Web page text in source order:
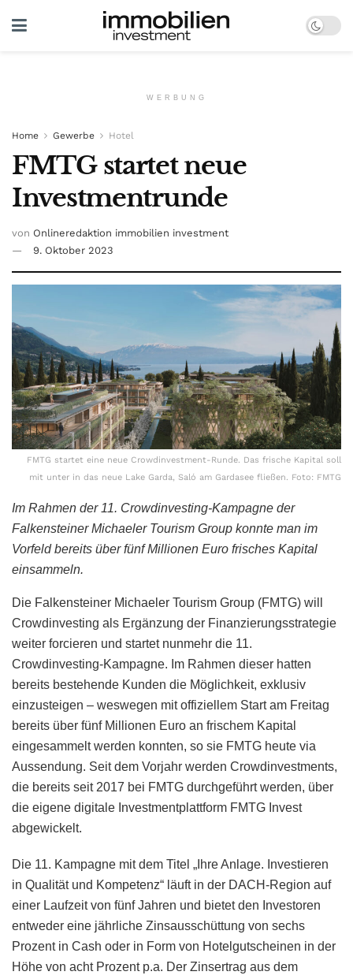
WERBUNG
Home Gewerbe Hotel
FMTG startet neue
Investmentrunde
von Onlineredaktion immobilien investment
9. Oktober 2023
FMTG startet eine neue Crowdinvestment-Runde. Das frische Kapital soll
mit unter in das neue Lake Garda, Saló am Gardasee fließen. Foto: FMTG
Im Rahmen der 11. Crowdinvesting-Kampagne der
Falkensteiner Michaeler Tourism Group konnte man im
Vorfeld bereits über fünf Millionen Euro frisches Kapital
einsammeln.
Die Falkensteiner Michaeler Tourism Group (FMTG) will
Crowdinvesting als Ergänzung der Finanzierungsstrategie
weiter forcieren und startet nunmehr die 11.
Crowdinvesting-Kampagne. Im Rahmen dieser hatten
bereits bestehende Kunden die Möglichkeit, exklusiv
einzusteigen – weswegen mit offiziellem Start am Freitag
bereits über fünf Millionen Euro an frischem Kapital
eingesammelt werden konnten, so sie FMTG heute via
Aussendung. Seit dem Vorjahr werden Crowdinvestments,
die bereits seit 2017 bei FMTG durchgeführt werden, über
die eigene digitale Investmentplattform FMTG Invest
abgewickelt.
Die 11. Kampagne mit dem Titel „Ihre Anlage. Investieren
in Qualität und Kompetenz“ läuft in der DACH-Region auf
einer Laufzeit von fünf Jahren und bietet den Investoren
entweder eine jährliche Zinsausschüttung von sechs
Prozent in Cash oder in Form von Hotelgutscheinen in der
Höhe von acht Prozent p.a. Der Zinsertrag aus dem